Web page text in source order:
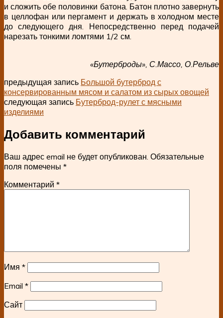
и сложить обе половинки батона. Батон плотно завернуть
в целлофан или пергамент и держать в холодном месте
до следующего дня. Непосредственно перед подачей
нарезать тонкими ломтями 1/2 см.
«Бутерброды», С.Массо, О.Рельве
предыдущая запись Большой бутерброд с
консервированным мясом и салатом из сырых овощей
следующая запись Бутерброд-рулет с мясными
изделиями
Добавить комментарий
Ваш адрес email не будет опубликован. Обязательные
поля помечены *
Комментарий *
Имя *
Email *
Сайт